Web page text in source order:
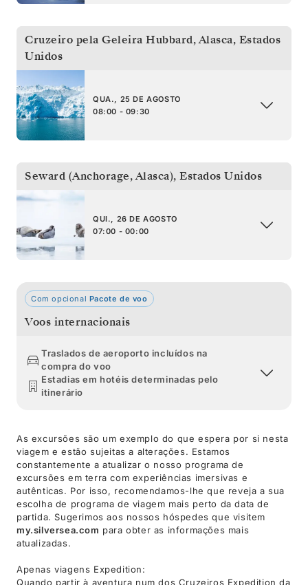
Cruzeiro pela Geleira Hubbard, Alasca, Estados
Unidos
QUA., 25 DE AGOSTO
08:00 - 09:30
Seward (Anchorage, Alasca), Estados Unidos
QUI., 26 DE AGOSTO
07:00 - 00:00
Com opcional Pacote de voo
Voos internacionais
Traslados de aeroporto incluídos na
compra do voo
Estadias em hotéis determinadas pelo
itinerário
As excursões são um exemplo do que espera por si nesta
viagem e estão sujeitas a alterações. Estamos
constantemente a atualizar o nosso programa de
excursões em terra com experiências imersivas e
autênticas. Por isso, recomendamos-lhe que reveja a sua
escolha de programa de viagem mais perto da data de
partida. Sugerimos aos nossos hóspedes que visitem
my.silversea.com para obter as informações mais
atualizadas.
Apenas viagens Expedition:
Quando partir à aventura num dos Cruzeiros Expedition da